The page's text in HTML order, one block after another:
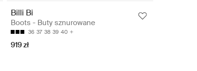
Billi Bi
Boots - Buty sznurowane
36 37 38 39 40
919 zł